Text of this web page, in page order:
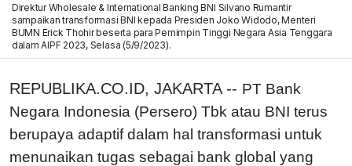
Direktur Wholesale & International Banking BNI Silvano Rumantir
sampaikan transformasi BNI kepada Presiden Joko Widodo, Menteri
BUMN Erick Thohir beserta para Pemimpin Tinggi Negara Asia Tenggara
dalam AIPF 2023, Selasa (5/9/2023).
REPUBLIKA.CO.ID, JAKARTA -- PT Bank
Negara Indonesia (Persero) Tbk atau BNI terus
berupaya adaptif dalam hal transformasi untuk
menunaikan tugas sebagai bank global yang